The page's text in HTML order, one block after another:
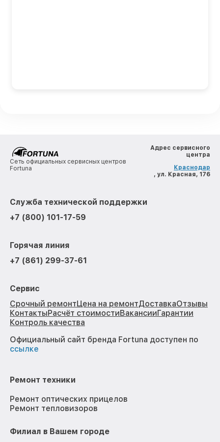
Сеть официальных сервисных центров
Fortuna
Адрес сервисного
центра
Краснодар
, ул. Красная, 176
Служба технической поддержки
+7 (800) 101-17-59
Горячая линия
+7 (861) 299-37-61
Сервис
Срочный ремонтЦена на ремонтДоставкаОтзывы
КонтактыРасчёт стоимостиВакансииГарантии
Контроль качества
Официальный сайт бренда Fortuna доступен по
ссылке
Ремонт техники
Ремонт оптических прицелов
Ремонт тепловизоров
Филиал в Вашем городе